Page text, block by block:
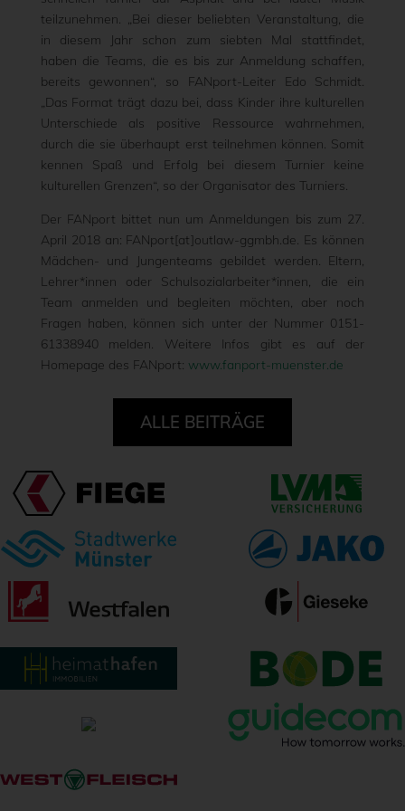
teilzunehmen. „Bei dieser beliebten Veranstaltung, die
in diesem Jahr schon zum siebten Mal stattfindet,
haben die Teams, die es bis zur Anmeldung schaffen,
bereits gewonnen“, so FANport-Leiter Edo Schmidt.
„Das Format trägt dazu bei, dass Kinder ihre kulturellen
Unterschiede als positive Ressource wahrnehmen,
durch die sie überhaupt erst teilnehmen können. Somit
kennen Spaß und Erfolg bei diesem Turnier keine
kulturellen Grenzen“, so der Organisator des Turniers.
Der FANport bittet nun um Anmeldungen bis zum 27.
April 2018 an: FANport[at]outlaw-ggmbh.de. Es können
Mädchen- und Jungenteams gebildet werden. Eltern,
Lehrer*innen oder Schulsozialarbeiter*innen, die ein
Team anmelden und begleiten möchten, aber noch
Fragen haben, können sich unter der Nummer 0151-
61338940 melden. Weitere Infos gibt es auf der
Homepage des FANport: www.fanport-muenster.de
ALLE BEITRÄGE